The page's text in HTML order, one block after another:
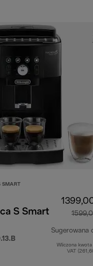
S Smart
Sugerowana
Wliczona
VAT